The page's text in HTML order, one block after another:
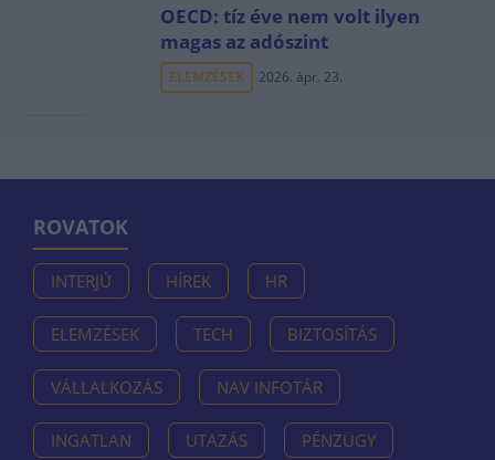
OECD: tíz éve nem volt ilyen
magas az adószint
ELEMZÉSEK 2026. ápr. 23.
ROVATOK
INTERJÚ HÍREK HR
ELEMZÉSEK TECH BIZTOSÍTÁS
VÁLLALKOZÁS NAV INFOTÁR
INGATLAN UTAZÁS PÉNZÜGY